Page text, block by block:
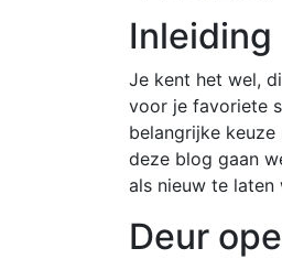
Inleiding
Je kent het wel,
voor je favoriete
belangrijke
deze blog gaan
als nieuw te laten
Deur